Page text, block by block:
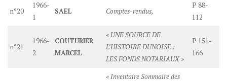
n°20
1966-
1
SAEL Comptes-rendus,
P 88-
112
n°21
1966-
2
COUTURIER
MARCEL
« UNE SOURCE DE
L’HISTOIRE DUNOISE :
LES FONDS NOTARIAUX »
P 151-
166
« Inventaire Sommaire des